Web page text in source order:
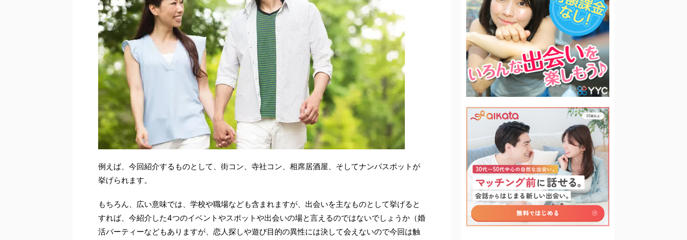
例えば、今回紹介するものとして、街コン、寺社コン、相席居酒屋、そしてナンパスポットが
挙げられます。
もちろん、広い意味では、学校や職場なども含まれますが、出会いを主なものとして挙げると
すれば、今紹介した4つのイベントやスポットや出会いの場と言えるのではないでしょうか（婚
活パーティーなどもありますが、恋人探しや遊び目的の異性には決して会えないので今回は触